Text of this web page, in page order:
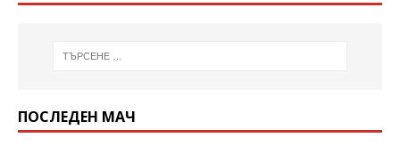
ПОСЛЕДЕН МАЧ